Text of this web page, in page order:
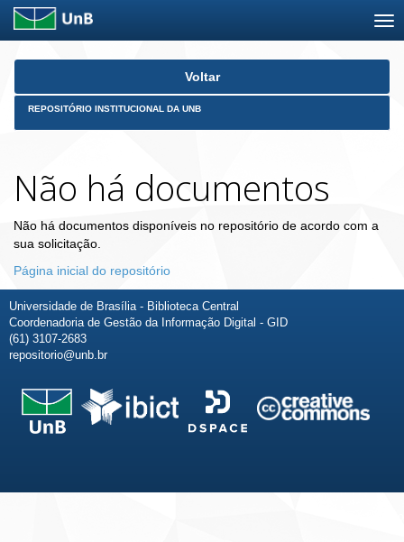
Skip
Voltar
REPOSITÓRIO INSTITUCIONAL DA UNB
Não há documentos
Não há documentos disponíveis no repositório de acordo com a
sua solicitação.
Página inicial do repositório
Universidade de Brasília - Biblioteca Central
Coordenadoria de Gestão da Informação Digital - GID
(61) 3107-2683
repositorio@unb.br